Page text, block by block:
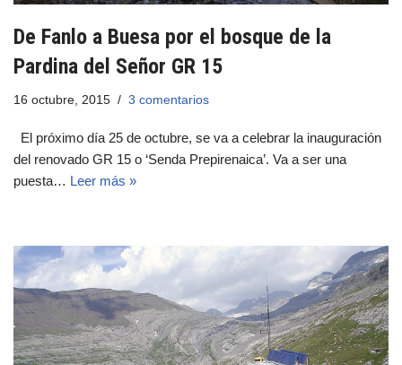
De Fanlo a Buesa por el bosque de la
Pardina del Señor GR 15
16 octubre, 2015 3 comentarios
El próximo día 25 de octubre, se va a celebrar la inauguración
del renovado GR 15 o ‘Senda Prepirenaica’. Va a ser una
puesta… Leer más »